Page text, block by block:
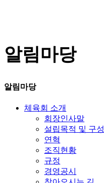
알림마당
알림마당
체육회 소개
회장인사말
설립목적 및 구성
연혁
조직현황
규정
경영공시